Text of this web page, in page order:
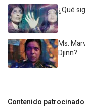
¿Qué
Ms.
Djinn?
Contenido patrocinado